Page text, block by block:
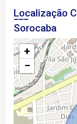
Localização
Sorocaba
+
−